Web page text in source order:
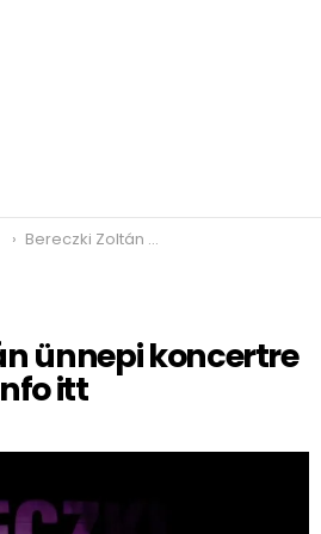
Bereczki Zoltán ünnepi koncertre készül – jegyinfo itt
ünnepi koncertre
itt